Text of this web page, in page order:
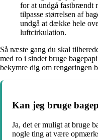
for at undgå fastbrændt
tilpasse størrelsen af
undgå at dække hele
luftcirkulation.
Så næste gang du skal
med ro i sindet bruge
bekymre dig om rengøringen
Kan jeg bruge
Ja, det er muligt at bruge
nogle ting at være